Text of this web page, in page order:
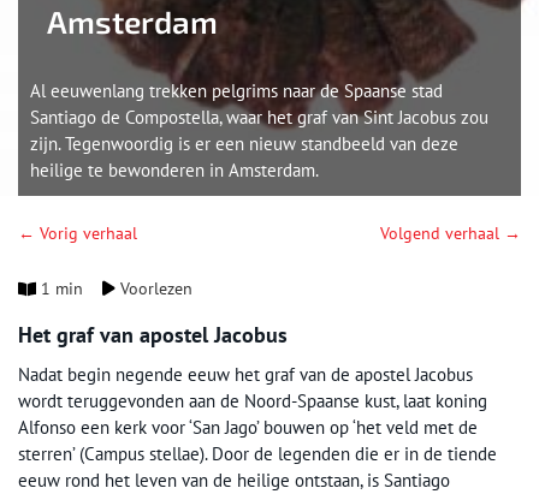
Amsterdam
Al eeuwenlang trekken pelgrims naar de Spaanse stad
Santiago de Compostella, waar het graf van Sint Jacobus zou
zijn. Tegenwoordig is er een nieuw standbeeld van deze
heilige te bewonderen in Amsterdam.
← Vorig verhaal Volgend verhaal →
1 min Voorlezen
Het graf van apostel Jacobus
Nadat begin negende eeuw het graf van de apostel Jacobus
wordt teruggevonden aan de Noord-Spaanse kust, laat koning
Alfonso een kerk voor ‘San Jago’ bouwen op ‘het veld met de
sterren’ (Campus stellae). Door de legenden die er in de tiende
eeuw rond het leven van de heilige ontstaan, is Santiago